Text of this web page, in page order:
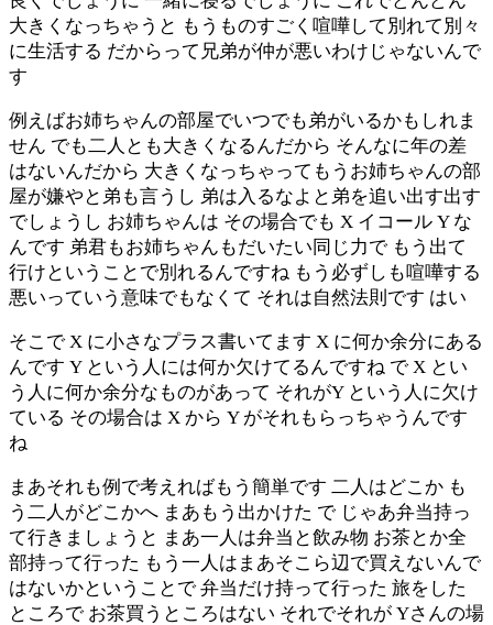
大きくなっちゃうと もうものすごく喧嘩して別れて別々
に生活する だからって兄弟が仲が悪いわけじゃないんで
す
例えばお姉ちゃんの部屋でいつでも弟がいるかもしれま
せん でも二人とも大きくなるんだから そんなに年の差
はないんだから 大きくなっちゃってもうお姉ちゃんの部
屋が嫌やと弟も言うし 弟は入るなよと弟を追い出す出す
でしょうし お姉ちゃんは その場合でも X イコール Y な
んです 弟君もお姉ちゃんもだいたい同じ力で もう出て
行けということで別れるんですね もう必ずしも喧嘩する
悪いっていう意味でもなくて それは自然法則です はい
そこで X に小さなプラス書いてます X に何か余分にある
んです Y という人には何か欠けてるんですね で X とい
う人に何か余分なものがあって それがY という人に欠け
ている その場合は X から Y がそれもらっちゃうんです
ね
まあそれも例で考えればもう簡単です 二人はどこか も
う二人がどこかへ まあもう出かけた で じゃあ弁当持っ
て行きましょうと まあ一人は弁当と飲み物 お茶とか全
部持って行った もう一人はまあそこら辺で買えないんで
はないかということで 弁当だけ持って行った 旅をした
ところで お茶買うところはない それでそれが Yさんの場